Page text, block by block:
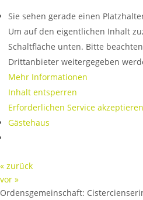
Sie sehen gerade einen
Um auf den eigentlichen Inhalt
Schaltfläche unten. Bitte
Drittanbieter weitergegeben
Mehr Informationen
Inhalt entsperren
Erforderlichen Service
Gästehaus
« zurück
vor »
Ordensgemeinschaft: